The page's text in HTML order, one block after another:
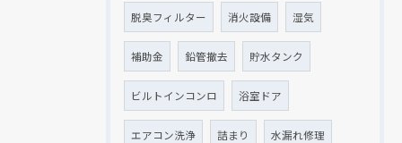
脱臭フィルター 消火設備 湿気
補助金 鉛管撤去 貯水タンク
ビルトインコンロ 浴室ドア
エアコン洗浄 詰まり 水漏れ修理
クリックでチラシのページにジャンプします
クリックでチラシのページにジャンプします